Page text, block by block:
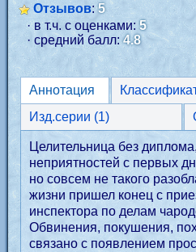
Отзывов:5
· в т.ч. с оценками: 5
· средний балл:4.8
Аннотация
Изд.серии (1)
Целительница без
неприятностей с первых
но совсем не такого
жизни пришел конец с
инспектора по делам
Обвинения, покушения,
связано с появлением